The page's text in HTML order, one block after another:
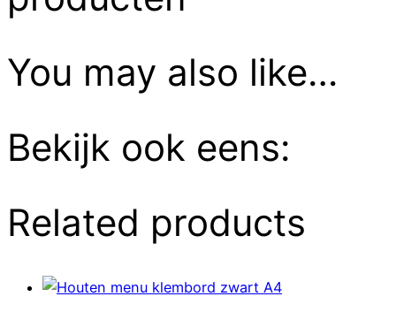
You may also like…
Bekijk ook eens:
Related products